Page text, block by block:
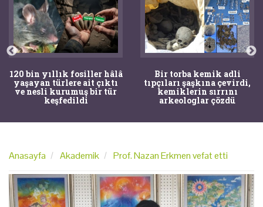
120 bin yıllık fosiller hâlâ
yaşayan türlere ait çıktı
ve nesli kurumuş bir tür
keşfedildi
Bir torba kemik adli
tıpçıları şaşkına çevirdi,
kemiklerin sırrını
arkeologlar çözdü
Anasayfa Akademik Prof. Nazan Erkmen vefat etti